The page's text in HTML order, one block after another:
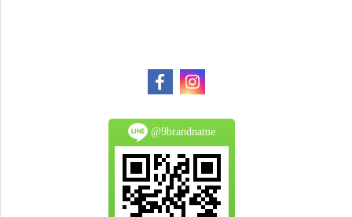
@9brandname